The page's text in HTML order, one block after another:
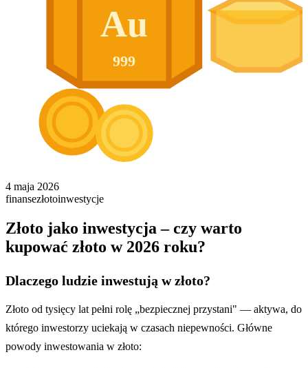
Au
999
4 maja 2026
finansezłotoinwestycje
Złoto jako inwestycja – czy warto
kupować złoto w 2026 roku?
Dlaczego ludzie inwestują w złoto?
Złoto od tysięcy lat pełni rolę „bezpiecznej przystani" — aktywa, do
którego inwestorzy uciekają w czasach niepewności. Główne
powody inwestowania w złoto: